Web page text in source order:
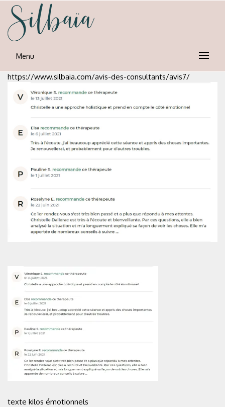
Skip
content
silbaia
Menu
https://www.silbaia.com/avis-des-consultants/avis7/
texte kilos émotionnels